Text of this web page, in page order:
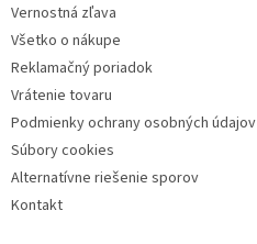
Vernostná zľava
Všetko o nákupe
Reklamačný poriadok
Vrátenie tovaru
Podmienky ochrany osobných údajov
Súbory cookies
Alternatívne riešenie sporov
Kontakt